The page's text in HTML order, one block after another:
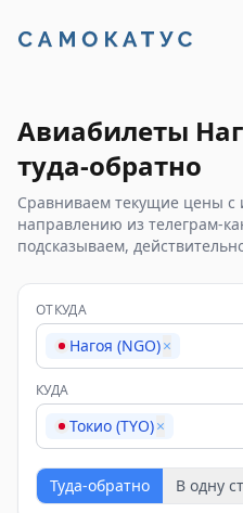
Авиабилеты
туда-обратно
Сравниваем текущие цены с
направлению из телеграм-
подсказываем,
ОТКУДА
Нагоя (NGO)×
КУДА
Токио (TYO)×
Туда-обратно В одну